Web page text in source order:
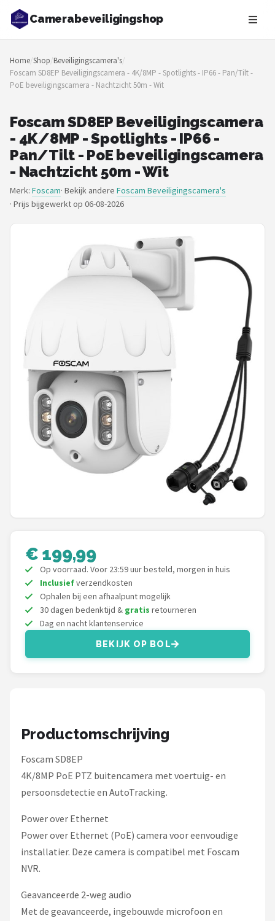
Camerabeveiligingshop
Zoeken
NAVIGATIE
Shop
Merken
Blog
Beveiligingscamera's
Camera Deurbellen
POPULAIRE MERKEN
Home-Locking
Reolink
EZVIZ
Hikvision
Smartwares
ieGeek
Alle merken →
Home/Shop/Beveiligingscamera's/
Foscam SD8EP Beveiligingscamera - 4K/8MP - Spotlights - IP66 - Pan/Tilt -
PoE beveiligingscamera - Nachtzicht 50m - Wit
Foscam SD8EP Beveiligingscamera
- 4K/8MP - Spotlights - IP66 -
Pan/Tilt - PoE beveiligingscamera
- Nachtzicht 50m - Wit
Merk: Foscam· Bekijk andere Foscam Beveiligingscamera's
· Prijs bijgewerkt op 06-08-2026
€ 199,99
Op voorraad. Voor 23:59 uur besteld, morgen in huis
Inclusiefverzendkosten
Ophalen bij een afhaalpunt mogelijk
30 dagen bedenktijd & gratis retourneren
Dag en nacht klantenservice
BEKIJK OP BOL
Productomschrijving
Foscam SD8EP
4K/8MP PoE PTZ buitencamera met voertuig- en
persoonsdetectie en AutoTracking.
Power over Ethernet
Power over Ethernet (PoE) camera voor eenvoudige
installatier. Deze camera is compatibel met Foscam
NVR.
Geavanceerde 2-weg audio
Met de geavanceerde, ingebouwde microfoon en